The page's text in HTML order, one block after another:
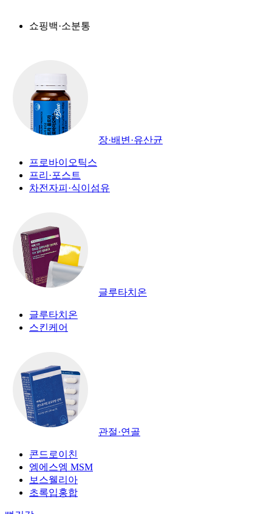
쇼핑백·소분통
장·배변·유산균
프로바이오틱스
프리·포스트
차전자피·식이섬유
글루타치온
글루타치온
스킨케어
관절·연골
콘드로이친
엠에스엠 MSM
보스웰리아
초록입홍합